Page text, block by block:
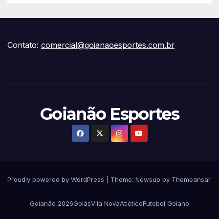
Contato: comercial@goianaoesportes.com.br
Goianão Esportes
Proudly powered by WordPress Theme: Newsup by Themeansar.
Goianão 2026GoiásVila NovaAtléticoFutebol Goiano